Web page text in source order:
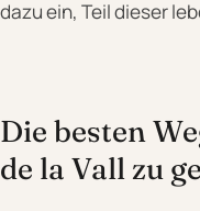
dazu ein, Teil dieser
Die besten
de la Vall zu